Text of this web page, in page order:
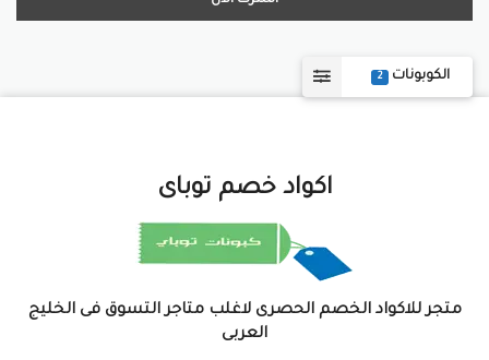
الكوبونات 2
اكواد خصم توباى
متجر للاكواد الخصم الحصرى لاغلب متاجر التسوق فى الخليج
العربى